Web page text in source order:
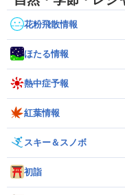
花粉飛散情報
ほたる情報
熱中症予報
紅葉情報
スキー＆スノボ
初詣